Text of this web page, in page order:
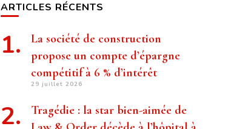
ARTICLES RÉCENTS
La société de construction
propose un compte d’épargne
compétitif à 6 % d’intérêt
29 juillet 2026
Tragédie : la star bien-aimée de